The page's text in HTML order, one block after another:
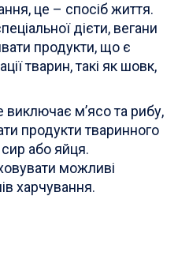
це – спосіб життя.
дієти, вегани
продукти, що є
тварин, такі як шовк,
виключає м’ясо та рибу,
продукти тваринного
або яйця.
можливі
харчування.